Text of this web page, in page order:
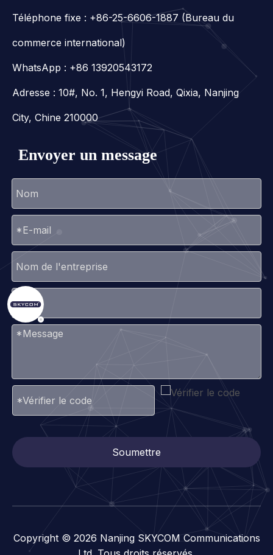
Téléphone fixe : +86-25-6606-1887 (Bureau du
commerce international)
WhatsApp : +86 13920543172
Adresse : 10#, No. 1, Hengyi Road, Qixia, Nanjing
City, Chine 210000
Envoyer un message
Soumettre
Copyright © 2026 Nanjing SKYCOM Communications